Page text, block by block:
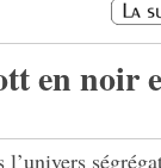
en noir
l’univers